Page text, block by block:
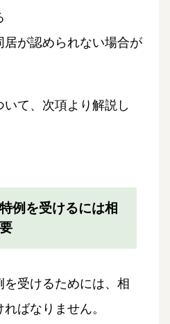
居が認められない場合が
て、次項より解説し
例を受けるには相
受けるためには、相
ばなりません。